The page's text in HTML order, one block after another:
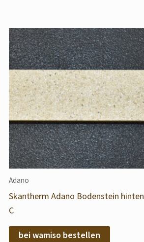
Adano
Skantherm Adano Bodenstein hinten
C
bei wamiso bestellen